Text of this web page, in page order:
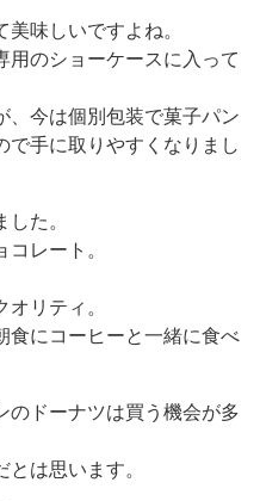
味しいですよね。
用のショーケースに入って
、今は個別包装で菓子パン
で手に取りやすくなりまし
た。
レート。
リティ。
食にコーヒーと一緒に食べ
のドーナツは買う機会が多
は思います。